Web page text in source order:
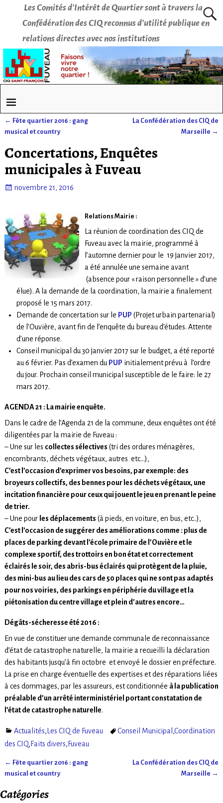
Les Comités d’Intérêt de Quartier sont à travers la
Confédération des CIQ reconnus d’utilité publique en
relations directes avec nos institutions
Navigation des articles
← Fête quartier 2016 : gang
musical et country
La Confédération des CIQ de
Marseille →
Concertations, Enquêtes
municipales à Fuveau
novembre 21, 2016
Relations Mairie :
La réunion de coordination des CIQ de
Fuveau avec la mairie, programmé à
l’automne dernier pour le 19 janvier 2017,
a été annulée une semaine avant
(absence pour « raison personnelle » d’une
élue). A la demande de la coordination, la mairie a finalement
proposé le 15 mars 2017.
Demande de concertation sur le PUP (Projet urbain partenarial)
de l’Ouvière, avant fin de l’enquête du bureau d’études. Attente
d’une réponse.
Conseil municipal du 30 janvier 2017 sur le budget, a été reporté
au 6 février. Pas d’examen du PUP initialement prévu à l’ordre
du jour. Prochain conseil municipal susceptible de le faire: le 27
mars 2017.
AGENDA 21 : La mairie enquête.
Dans le cadre de l’Agenda 21 de la commune, deux enquêtes ont été
diligentées par la mairie de Fuveau :
– Une sur les collectes sélectives (tri des ordures ménagères,
encombrants, déchets végétaux, autres etc…),
C’est l’occasion d’exprimer vos besoins, par exemple: des
broyeurs collectifs, des bennes pour les déchets végétaux, une
incitation financière pour ceux qui jouent le jeu en prenant le peine
de trier.
– Une pour es déplacements (à pieds, en voiture, en bus, etc..),
C’est l’occasion de suggérer des améliorations comme : plus de
places de parking devant l’école primaire de l’Ouvière et le
complexe sportif, des trottoirs en bon état et correctement
éclairés le soir, des abris-bus éclairés qui protègent de la pluie,
des mini-bus au lieu des cars de 50 places qui ne sont pas adaptés
pour nos voiries, des parkings en périphérie du village et la
piétonisation du centre village et plein d’autres encore…
Dégâts-sécheresse été 2016 :
En vue de constituer une demande communale de reconnaissance
d’état de catastrophe naturelle, la mairie a recueilli la déclaration
des habitants jusqu’à fin octobre et envoyé le dossier en préfecture.
La prise en charge éventuelle des expertises et des réparations liées
à ces dommages, par les assureurs, est conditionnée à la publication
préalable d’un arrêté interministériel portant constatation de
l’état de catastrophe naturelle.
Actualités, Les CIQ de Fuveau Conseil Municipal ,Coordination
des CIQ, Faits divers, Fuveau
Navigation des articles
← Fête quartier 2016 : gang
musical et country
La Confédération des CIQ de
Marseille →
Catégories